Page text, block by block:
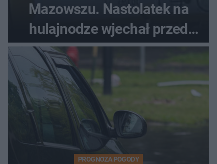
Mazowszu. Nastolatek na
hulajnodze wjechał przed
pociąg
PROGNOZA POGODY